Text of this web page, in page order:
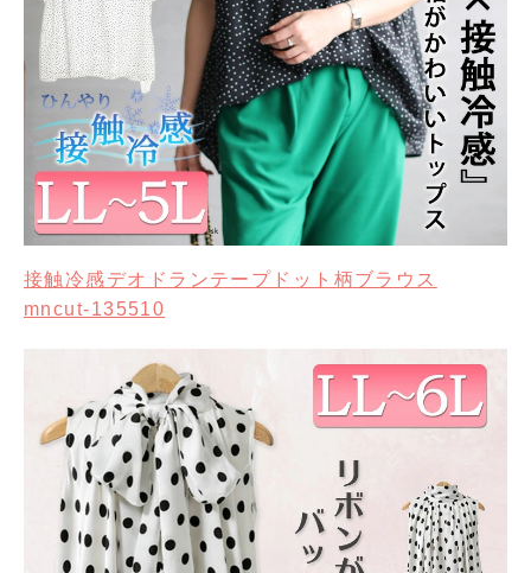
接触冷感デオドランテープドット柄ブラウス
mncut-135510